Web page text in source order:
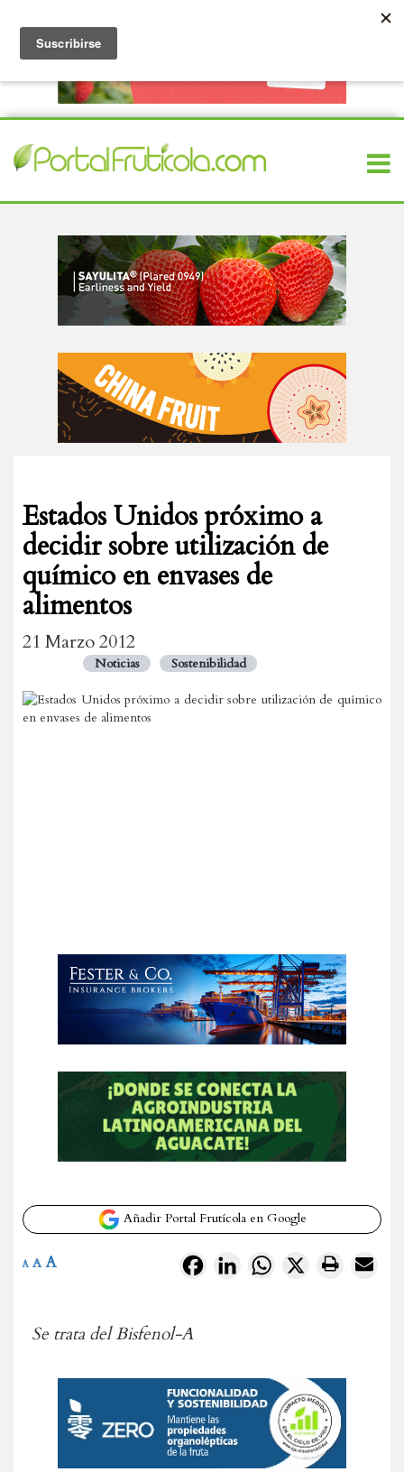
Estados Unidos próximo a
decidir sobre utilización de
químico en envases de
alimentos
21 Marzo 2012
Noticias Sostenibilidad
Añadir Portal Frutícola en Google
FacebookLinkedInWhatsApp
X
A A A
Se trata del Bisfenol-A